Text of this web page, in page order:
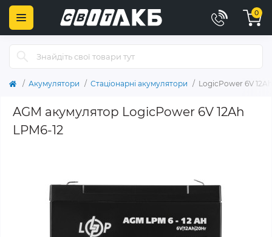
0
Акумулятори Стаціонарні акумулятори LogicPower 6V
AGM акумулятор LogicPower 6V 12Ah
LPM6-12